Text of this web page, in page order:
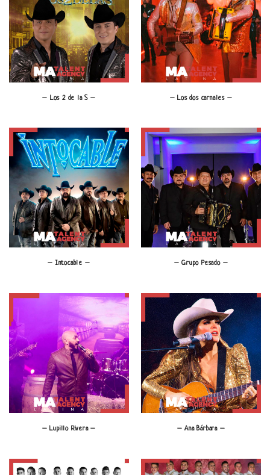
– Los 2 de la S – – Los dos carnales –
– Intocable – – Grupo Pesado –
– Lupillo Rivera – – Ana Bárbara –